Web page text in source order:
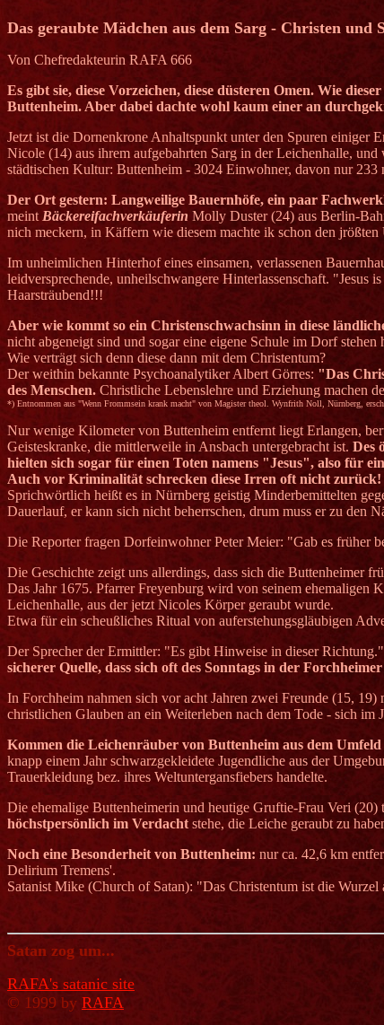
Das geraubte Mädchen aus dem Sarg - Christen und
Von Chefredakteurin RAFA 666
Es gibt sie, diese Vorzeichen, diese düsteren Omen. Wie
Buttenheim. Aber dabei dachte wohl kaum einer an
Jetzt ist die Dornenkrone Anhaltspunkt unter den Spuren einiger
Nicole (14) aus ihrem aufgebahrten Sarg in der Leichenhalle,
städtischen Kultur: Buttenheim - 3024 Einwohner, davon nur
Der Ort gestern: Langweilige Bauernhöfe, ein paar
meint Bäckereifachverkäuferin Molly Duster (24) aus Berlin-
nich meckern, in Käffern wie diesem machte ik schon den jrößten
Im unheimlichen Hinterhof eines einsamen, verlassenen
leidversprechende, unheilschwangere Hinterlassenschaft. "Jesus
Haarsträubend!!!
Aber wie kommt so ein Christenschwachsinn in diese
nicht abgeneigt sind und sogar eine eigene Schule im Dorf
Wie verträgt sich denn diese dann mit dem Christentum?
Der weithin bekannte Psychoanalytiker Albert Görres: "Das
des Menschen. Christliche Lebenslehre und Erziehung machen
*) Entnommen aus "Wenn Frommsein krank macht" von Magister theol. Wynfrith Noll, Nürnberg,
Nur wenige Kilometer von Buttenheim entfernt liegt Erlangen,
Geisteskranke, die mittlerweile in Ansbach untergebracht ist. Des
hielten sich sogar für einen Toten namens "Jesus", also für
Auch vor Kriminalität schrecken diese Irren oft nicht zurück!
Sprichwörtlich heißt es in Nürnberg geistig Minderbemittelten
Dauerlauf, er kann sich nicht beherrschen, drum muss er zu den
Die Reporter fragen Dorfeinwohner Peter Meier: "Gab es früher
Die Geschichte zeigt uns allerdings, dass sich die Buttenheimer
Das Jahr 1675. Pfarrer Freyenburg wird von seinem
Leichenhalle, aus der jetzt Nicoles Körper geraubt wurde.
Etwa für ein scheußliches Ritual von auferstehungsgläubigen
Der Sprecher der Ermittler: "Es gibt Hinweise in dieser
sicherer Quelle, dass sich oft des Sonntags in der
In Forchheim nahmen sich vor acht Jahren zwei Freunde (15,
christlichen Glauben an ein Weiterleben nach dem Tode - sich
Kommen die Leichenräuber von Buttenheim aus dem
knapp einem Jahr schwarzgekleidete Jugendliche aus der
Trauerkleidung bez. ihres Weltuntergansfiebers handelte.
Die ehemalige Buttenheimerin und heutige Gruftie-Frau Veri
höchstpersönlich im Verdacht stehe, die Leiche geraubt zu
Noch eine Besonderheit von Buttenheim: nurca. 42,6 km
Delirium Tremens'.
Satanist Mike (Church of Satan): "Das Christentum ist die Wurzel
Satan zog um...
RAFA's satanic site
© 1999 by RAFA